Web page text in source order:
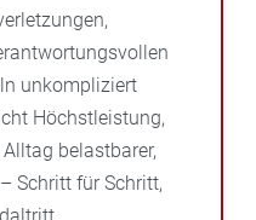
unkompliziert
Höchstleistung,
belastbarer,
Schritt für Schritt,